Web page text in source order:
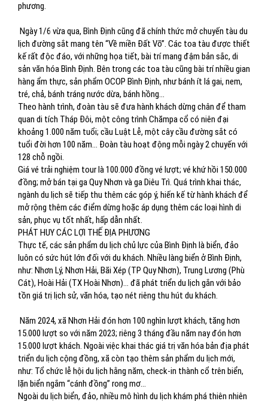
phương.
Ngày 1/6 vừa qua, Bình Định cũng đã chính thức mở chuyến tàu du
lịch đường sắt mang tên “Về miền Đất Võ”. Các toa tàu được thiết
kế rất độc đáo, với những họa tiết, bài trí mang đậm bản sắc, di
sản văn hóa Bình Định. Bên trong các toa tàu cũng bài trí nhiều gian
hàng ẩm thực, sản phẩm OCOP Bình Định, như bánh ít lá gai, nem,
tré, chả, bánh tráng nước dừa, bánh hồng…
Theo hành trình, đoàn tàu sẽ đưa hành khách dừng chân để tham
quan di tích Tháp Đôi, một công trình Chămpa cổ có niên đại
khoảng 1.000 năm tuổi; cầu Luật Lễ, một cây cầu đường sắt có
tuổi đời hơn 100 năm… Đoàn tàu hoạt động mỗi ngày 2 chuyến với
128 chỗ ngồi.
Giá vé trải nghiệm tour là 100.000 đồng vé lượt; vé khứ hồi 150.000
đồng; mở bán tại ga Quy Nhơn và ga Diêu Trì. Quá trình khai thác,
ngành du lịch sẽ tiếp thu thêm các góp ý, hiến kế từ hành khách để
mở rộng thêm các điểm dừng hoặc áp dụng thêm các loại hình di
sản, phục vụ tốt nhất, hấp dẫn nhất.
PHÁT HUY CÁC LỢI THẾ ĐỊA PHƯƠNG
Thực tế, các sản phẩm du lịch chủ lực của Bình Định là biển, đảo
luôn có sức hút lớn đối với du khách. Nhiều làng biển ở Bình Định,
như: Nhơn Lý, Nhơn Hải, Bãi Xép (TP Quy Nhơn), Trung Lương (Phù
Cát), Hoài Hải (TX Hoài Nhơn)… đã phát triển du lịch gắn với bảo
tồn giá trị lịch sử, văn hóa, tạo nét riêng thu hút du khách.
Năm 2024, xã Nhơn Hải đón hơn 100 nghìn lượt khách, tăng hơn
15.000 lượt so với năm 2023; riêng 3 tháng đầu năm nay đón hơn
15.000 lượt khách. Ngoài việc khai thác giá trị văn hóa bản địa phát
triển du lịch cộng đồng, xã còn tạo thêm sản phẩm du lịch mới,
như: Tổ chức lễ hội du lịch hằng năm, check-in thành cổ trên biển,
lặn biển ngắm “cánh đồng” rong mơ...
Ngoài du lịch biển, đảo, nhiều mô hình du lịch khám phá thiên nhiên